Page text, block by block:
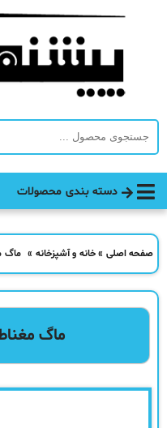
دسته بندی محصولات
صفحه اصلی »خانه و آشپزخانه » ماگ
ماگ